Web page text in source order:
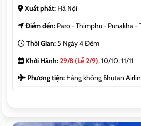
hạng 5.00
5 saoXuất phát:Hà Nội
Điểm đến:Paro - Thimphu - Punakha -
Thời Gian:5 Ngày 4 Đêm
Khởi Hành:29/8 (Lễ 2/9), 10/10, 11/11
Phương tiện:Hàng không Bhutan